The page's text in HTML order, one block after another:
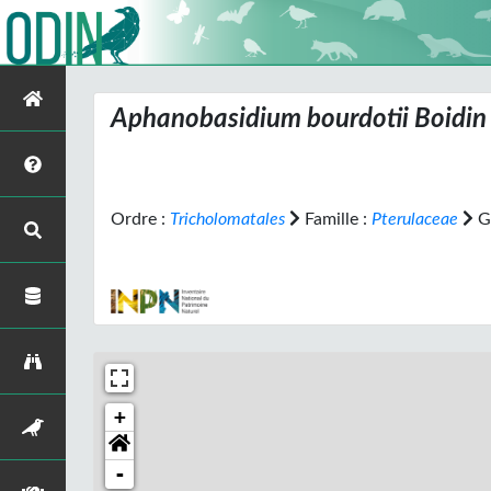
Aphanobasidium bourdotii
Ordre : Tricholomatales Famille : Pterulaceae
+
-